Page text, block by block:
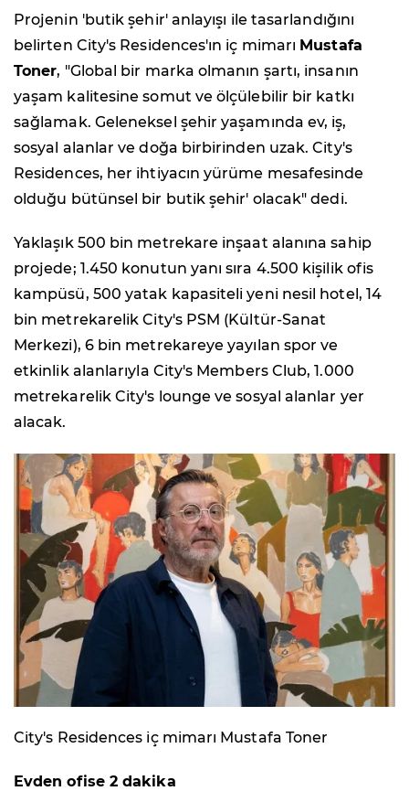
Projenin 'butik şehir' anlayışı ile tasarlandığını
belirten City's Residences'ın iç mimarı Mustafa
Toner, "Global bir marka olmanın şartı, insanın
yaşam kalitesine somut ve ölçülebilir bir katkı
sağlamak. Geleneksel şehir yaşamında ev, iş,
sosyal alanlar ve doğa birbirinden uzak. City's
Residences, her ihtiyacın yürüme mesafesinde
olduğu bütünsel bir butik şehir' olacak" dedi.
Yaklaşık 500 bin metrekare inşaat alanına sahip
projede; 1.450 konutun yanı sıra 4.500 kişilik ofis
kampüsü, 500 yatak kapasiteli yeni nesil hotel, 14
bin metrekarelik City's PSM (Kültür-Sanat
Merkezi), 6 bin metrekareye yayılan spor ve
etkinlik alanlarıyla City's Members Club, 1.000
metrekarelik City's lounge ve sosyal alanlar yer
alacak.
City's Residences iç mimarı Mustafa Toner
Evden ofise 2 dakika